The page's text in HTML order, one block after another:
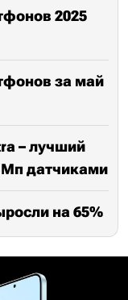
2025
за май
– лучший
Мп датчиками
на 65%